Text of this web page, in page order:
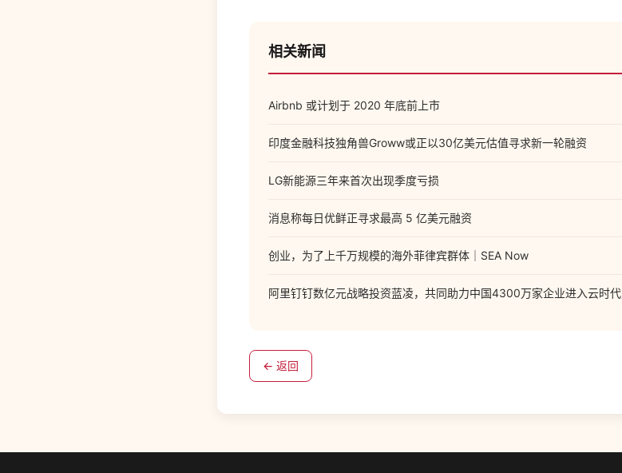
相关新闻
Airbnb 或计划于 2020 年底前上市
印度金融科技独角兽Groww或正以30亿美元估值寻求新一轮融资
LG新能源三年来首次出现季度亏损
消息称每日优鲜正寻求最高 5 亿美元融资
创业，为了上千万规模的海外菲律宾群体｜SEA Now
阿里钉钉数亿元战略投资蓝凌，共同助力中国4300万家企业进入云时代
← 返回